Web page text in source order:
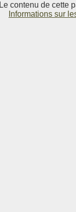
Le contenu de cette
Informations sur